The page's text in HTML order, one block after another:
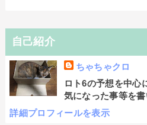
自己紹介
ちゃちゃクロ
ロト6の予想を中心
気になった事等を書
詳細プロフィールを表示